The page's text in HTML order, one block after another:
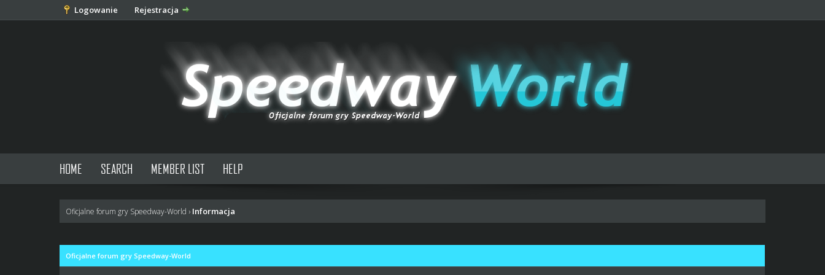
Logowanie Rejestracja
HOME SEARCH MEMBER LIST HELP
Oficjalne forum gry Speedway-World › Informacja
Oficjalne forum gry Speedway-World